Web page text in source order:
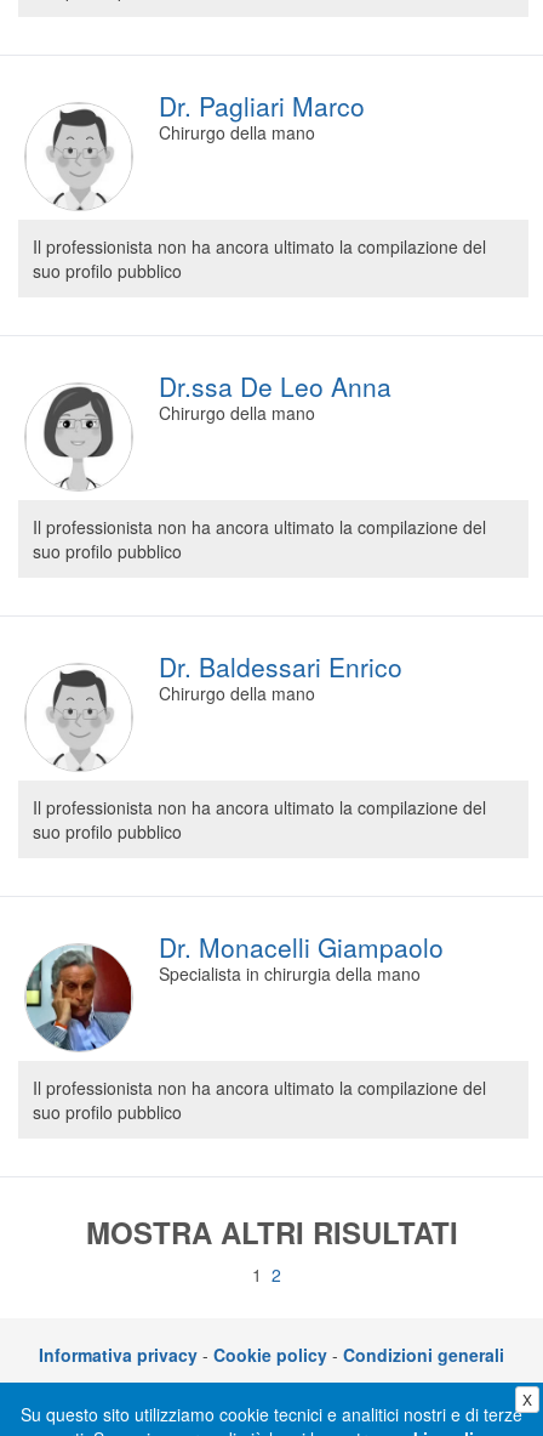
Dr. Pagliari Marco
Chirurgo della mano
Il professionista non ha ancora ultimato la compilazione del
suo profilo pubblico
Dr.ssa De Leo Anna
Chirurgo della mano
Il professionista non ha ancora ultimato la compilazione del
suo profilo pubblico
Dr. Baldessari Enrico
Chirurgo della mano
Il professionista non ha ancora ultimato la compilazione del
suo profilo pubblico
Dr. Monacelli Giampaolo
Specialista in chirurgia della mano
Il professionista non ha ancora ultimato la compilazione del
suo profilo pubblico
MOSTRA ALTRI RISULTATI
1 2
Su questo sito utilizziamo cookie tecnici e analitici nostri e di terze
X
Informativa privacy - Cookie policy - Condizioni generali
CLICKDOC è un servizio di CGM Italia S.r.l. - P.I. 05014030729 – Via adriano
Olivetti 10, 70056 Molfetta (BA)